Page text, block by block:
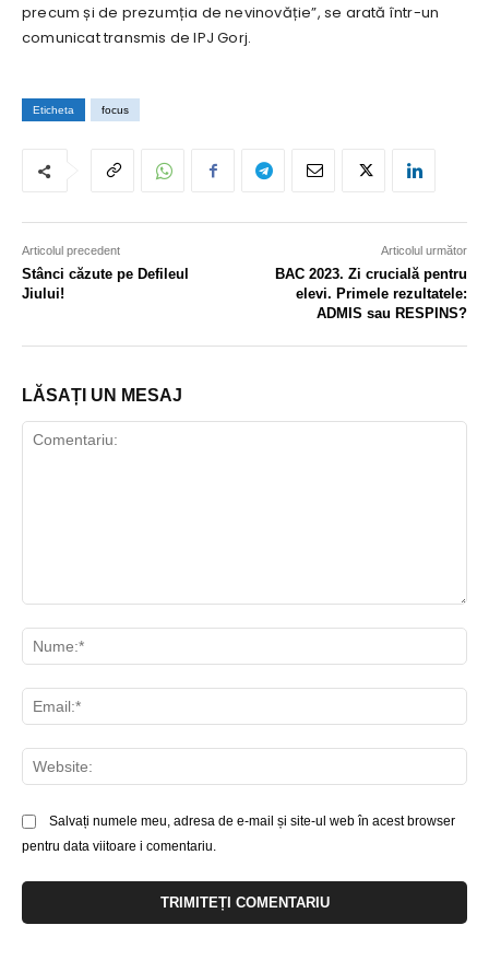
precum și de prezumția de nevinovăție”, se arată într-un
comunicat transmis de IPJ Gorj.
Eticheta focus
Articolul precedent
Stânci căzute pe Defileul
Jiului!
Articolul următor
BAC 2023. Zi crucială pentru
elevi. Primele rezultatele:
ADMIS sau RESPINS?
LĂSAȚI UN MESAJ
Salvați numele meu, adresa de e-mail și site-ul web în acest browser
pentru data viitoare i comentariu.